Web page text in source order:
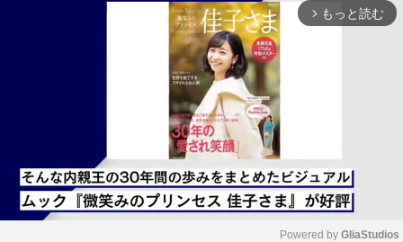
arrow_forward_ios もっと読む
Powered by GliaStudios